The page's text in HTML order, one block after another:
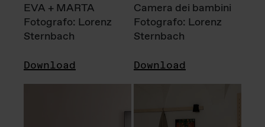
EVA + MARTA
Fotografo: Lorenz
Sternbach
Download
Camera dei bambini
Fotografo: Lorenz
Sternbach
Download